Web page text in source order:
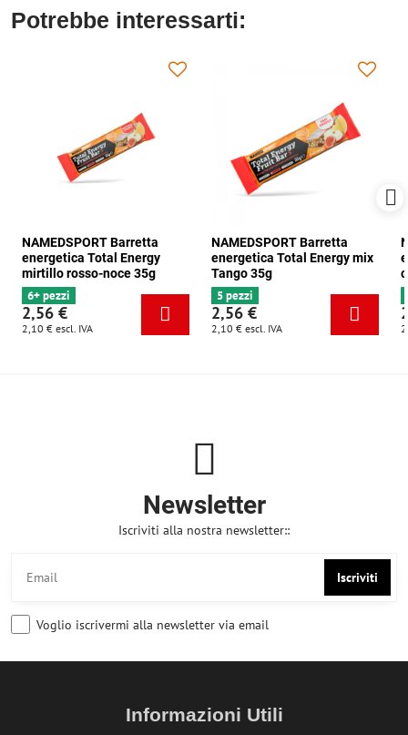
Potrebbe interessarti:
NAMEDSPORT Barretta
energetica Total Energy
mirtillo rosso-noce 35g
6+ pezzi
2,56 €
2,10 € escl. IVA
NAMEDSPORT Barretta
energetica Total Energy mix
Tango 35g
5 pezzi
2,56 €
2,10 € escl. IVA
Newsletter
Iscriviti alla nostra newsletter::
Iscriviti
Voglio iscrivermi alla newsletter via email
Informazioni Utili